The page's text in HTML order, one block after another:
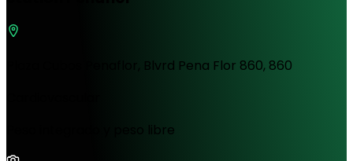
Plaza Cubos Penaflor, Blvrd Pena Flor 860, 860
Peso integrado y peso libre